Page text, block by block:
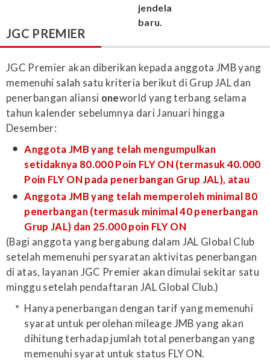
JGC PREMIER
JGC Premier akan diberikan kepada anggota JMB yang
memenuhi salah satu kriteria berikut di Grup JAL dan
penerbangan aliansi oneworld yang terbang selama
tahun kalender sebelumnya dari Januari hingga
Desember:
Anggota JMB yang telah mengumpulkan
setidaknya 80.000 Poin FLY ON (termasuk 40.000
Poin FLY ON pada penerbangan Grup JAL), atau
Anggota JMB yang telah memperoleh minimal 80
penerbangan (termasuk minimal 40 penerbangan
Grup JAL) dan 25.000 poin FLY ON
(Bagi anggota yang bergabung dalam JAL Global Club
setelah memenuhi persyaratan aktivitas penerbangan
di atas, layanan JGC Premier akan dimulai sekitar satu
minggu setelah pendaftaran JAL Global Club.)
Hanya penerbangan dengan tarif yang memenuhi
syarat untuk perolehan mileage JMB yang akan
dihitung terhadap jumlah total penerbangan yang
memenuhi syarat untuk status FLY ON.